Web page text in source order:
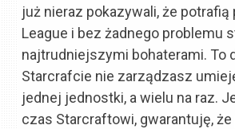
już nieraz pokazywali, że
League i bez żadnego problemu
najtrudniejszymi bohaterami. To
Starcrafcie nie zarządzasz
jednej jednostki, a wielu na raz.
czas Starcraftowi, gwarantuję,